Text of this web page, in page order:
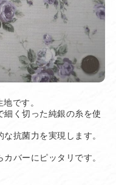
です。
細く切った純銀の糸を使
抗菌力を実現します。
バーにピッタリです。